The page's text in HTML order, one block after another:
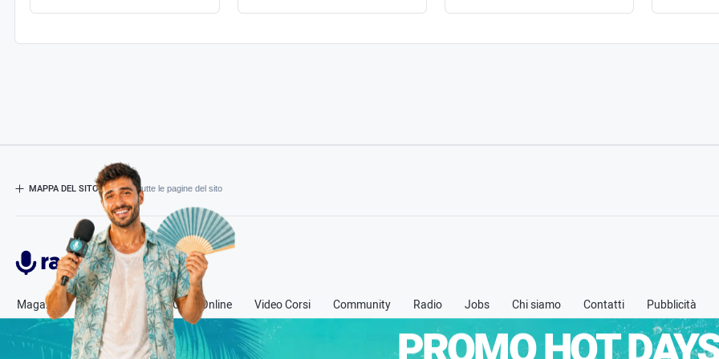
MAPPA DEL SITO- Esplora tutte le pagine del sito
Radiospeaker.it
Magazine Corsi in Aula Corsi Online Video Corsi Community Radio Jobs Chi siamo Contatti Pubblicità
© Copyright 2011-2026 Radio Speaker - P.Iva 13580331000- Tutti i diritti sono riservati - Privacy policy-Cookie policy-Termini & Condizioni (TOS)-Credits